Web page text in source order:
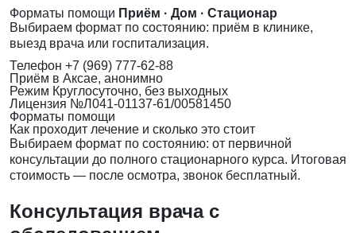
Форматы помощи Приём · Дом · Стационар
Выбираем формат по состоянию: приём в клинике,
выезд врача или госпитализация.
Телефон +7 (969) 777-62-88
Приём в Аксае, анонимно
Режим Круглосуточно, без выходных
Лицензия №Л041-01137-61/00581450
Форматы помощи
Как проходит лечение и сколько это стоит
Выбираем формат по состоянию: от первичной
консультации до полного стационарного курса. Итоговая
стоимость — после осмотра, звонок бесплатный.
Консультация врача с